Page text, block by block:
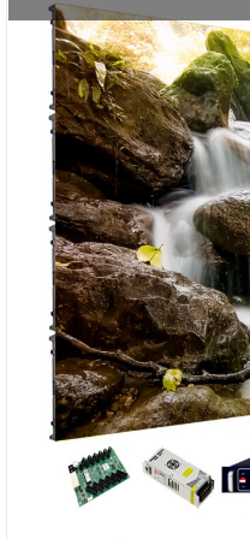
>>Màn hình led
Cam kết màn hình
Vinatech
Cam kết 100% linh kiện
Giá cạnh tranh nhất thị
Vinatechbảo hành cho
đến24- 36 tháng
Tư vấn kỹ thuật MIỄN
Đội ngũ kỹ thuật viên
tư vấn làm việc chuyên
quý khách hàng một cách
Sản phẩm giao đến
không có hỏng hóc, sửa